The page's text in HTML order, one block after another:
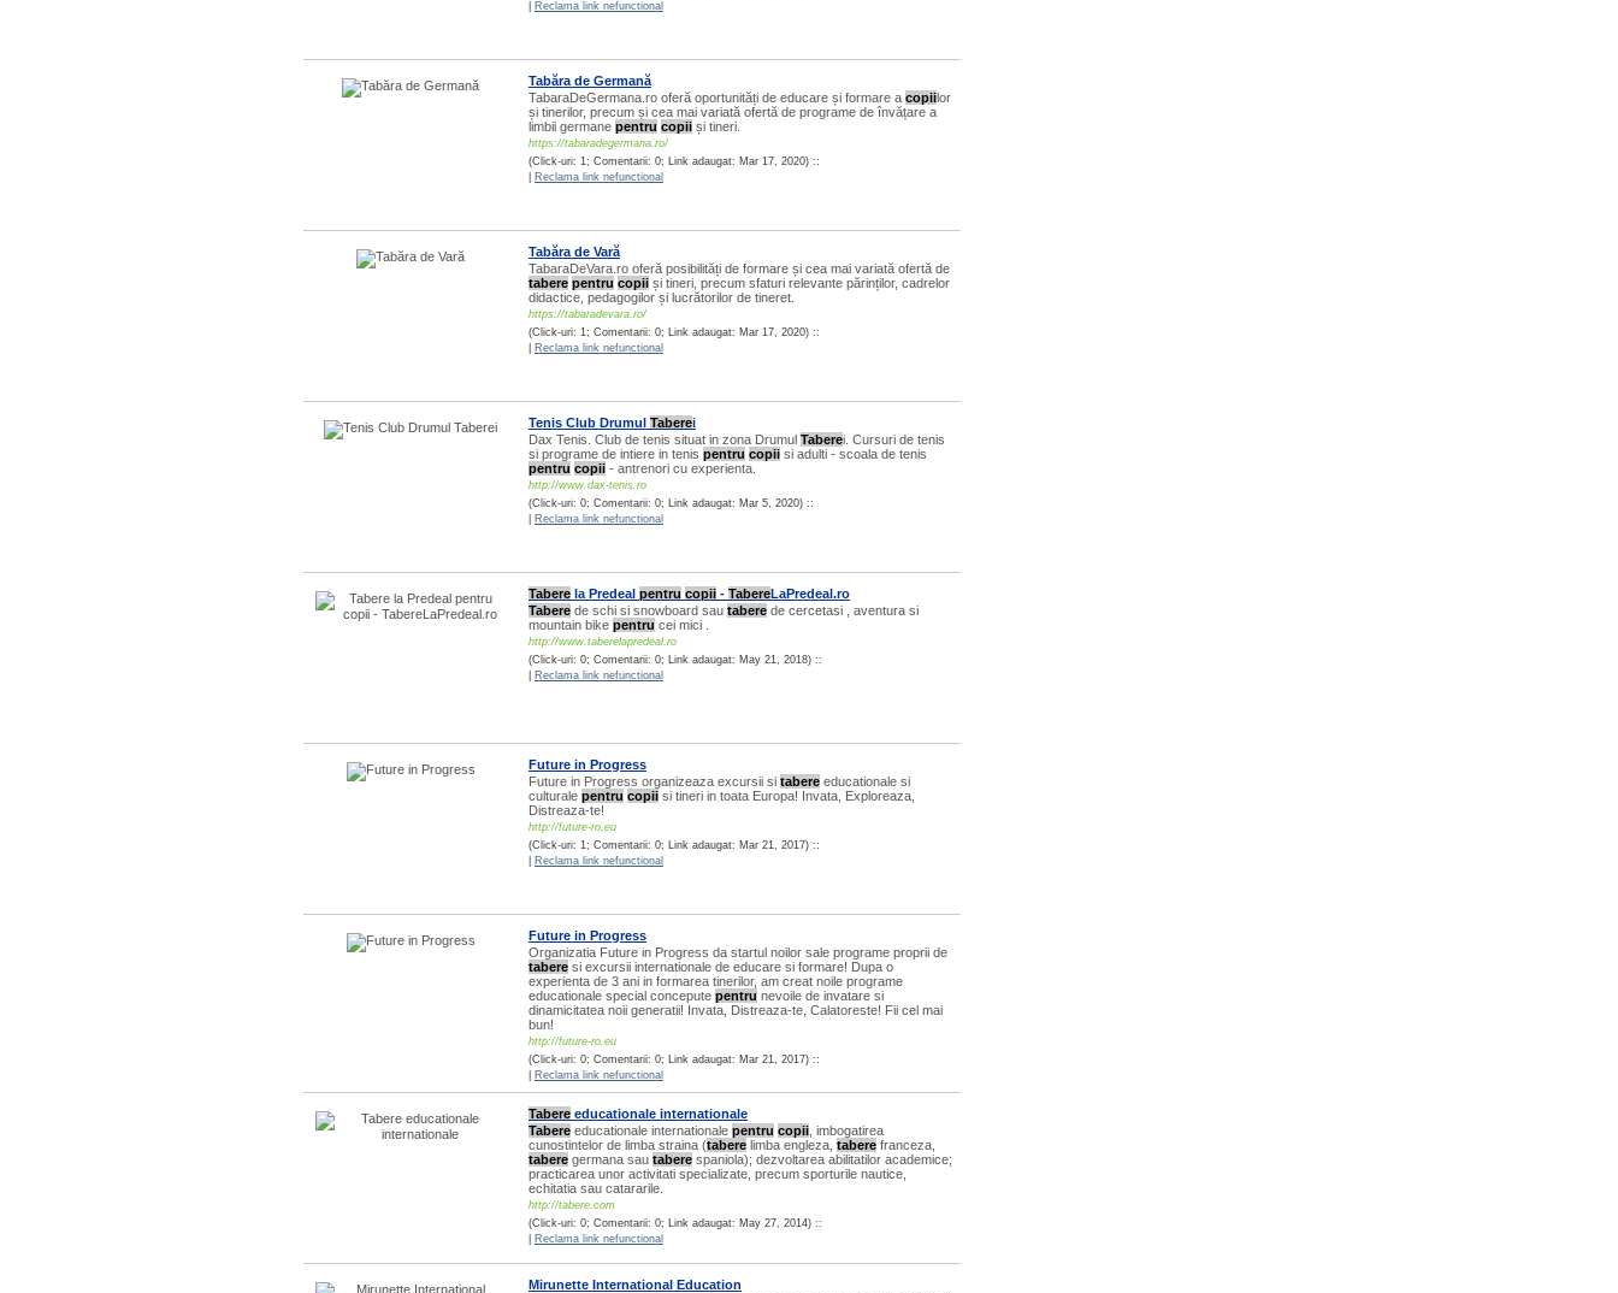
Reclama link nefunctional
Tabăra de Germană
TabaraDeGermana.ro oferă oportunități de educare și formare a copiilor
și tinerilor, precum și cea mai variată ofertă de programe de învățare a
limbii germane pentru copii și tineri.
https://tabaradegermana.ro/
(Click-uri: 1; Comentarii: 0; Link adaugat: Mar 17, 2020) ::
Reclama link nefunctional
Tabăra de Vară
TabaraDeVara.ro oferă posibilități de formare și cea mai variată ofertă de
tabere pentru copii și tineri, precum sfaturi relevante părinților, cadrelor
didactice, pedagogilor și lucrătorilor de tineret.
https://tabaradevara.ro/
(Click-uri: 1; Comentarii: 0; Link adaugat: Mar 17, 2020) ::
Reclama link nefunctional
Tenis Club Drumul Taberei
Dax Tenis. Club de tenis situat in zona Drumul Taberei. Cursuri de tenis
si programe de intiere in tenis pentru copii si adulti - scoala de tenis
pentru copii - antrenori cu experienta.
http://www.dax-tenis.ro
(Click-uri: 0; Comentarii: 0; Link adaugat: Mar 5, 2020) ::
Reclama link nefunctional
Tabere la Predeal pentru copii - TabereLaPredeal.ro
Tabere de schi si snowboard sau tabere de cercetasi , aventura si
mountain bike pentru cei mici .
http://www.taberelapredeal.ro
(Click-uri: 0; Comentarii: 0; Link adaugat: May 21, 2018) ::
Reclama link nefunctional
Future in Progress
Future in Progress organizeaza excursii si tabere educationale si
culturale pentru copii si tineri in toata Europa! Invata, Exploreaza,
Distreaza-te!
http://future-ro.eu
(Click-uri: 1; Comentarii: 0; Link adaugat: Mar 21, 2017) ::
Reclama link nefunctional
Future in Progress
Organizatia Future in Progress da startul noilor sale programe proprii de
tabere si excursii internationale de educare si formare! Dupa o
experienta de 3 ani in formarea tinerilor, am creat noile programe
educationale special concepute pentru nevoile de invatare si
dinamicitatea noii generatii! Invata, Distreaza-te, Calatoreste! Fii cel mai
bun!
http://future-ro.eu
(Click-uri: 0; Comentarii: 0; Link adaugat: Mar 21, 2017) ::
Reclama link nefunctional
Tabere educationale internationale
Tabere educationale internationale pentru copii , imbogatirea
cunostintelor de limba straina (tabere limba engleza, tabere franceza,
tabere germana sau tabere spaniola); dezvoltarea abilitatilor academice;
practicarea unor activitati specializate, precum sporturile nautice,
echitatia sau catararile.
http://tabere.com
(Click-uri: 0; Comentarii: 0; Link adaugat: May 27, 2014) ::
Reclama link nefunctional
Mirunette International Education